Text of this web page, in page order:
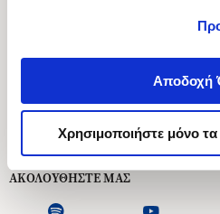
Αποδοχή
Χρησιμοποιήστε μόνο
Ασκληπιού 1-3,
Δευτέρα -
Εξυπηρέτηση Πελατών
ΑΚΟΛΟΥΘΗΣΤΕ ΜΑΣ